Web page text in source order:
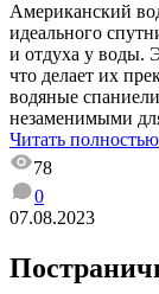
Американский
идеального
и отдуха у воды.
что делает их
водяные
незаменимыми
Читать полностью
78
0
07.08.2023